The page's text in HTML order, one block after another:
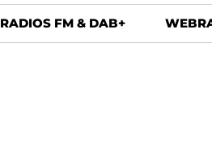
RADIOS FM & DAB+